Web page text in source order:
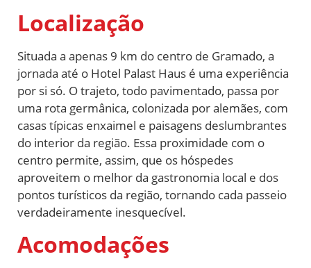
Localização
Situada a apenas 9 km do centro de Gramado, a
jornada até o Hotel Palast Haus é uma experiência
por si só. O trajeto, todo pavimentado, passa por
uma rota germânica, colonizada por alemães, com
casas típicas enxaimel e paisagens deslumbrantes
do interior da região. Essa proximidade com o
centro permite, assim, que os hóspedes
aproveitem o melhor da gastronomia local e dos
pontos turísticos da região, tornando cada passeio
verdadeiramente inesquecível.
Acomodações